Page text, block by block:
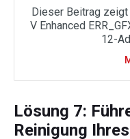
Dieser Beitrag zeigt
V Enhanced
12-
Lösung 7:
Reinigung